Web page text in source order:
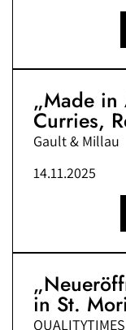
„Made in
Curries,
Gault & Millau
14.11.2025
in St.
QUALITYTIMES